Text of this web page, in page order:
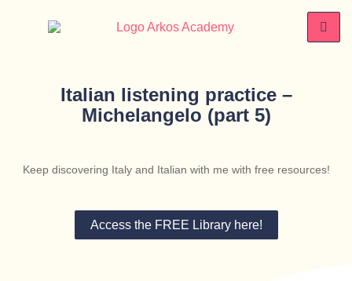
Italian listening practice –
Michelangelo (part 5)
Keep discovering Italy and Italian with me with free resources!
Access the FREE Library here!